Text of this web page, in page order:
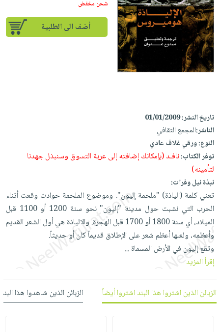
إختياراتنا
كتب
أكاديمية
صندوق
القراءة
iKitab
بلا
حدود
أسئلة
يتكرر
iKitab
على
Android
تحميل
iKitab
على
Apple
أسئلة
يتكرر
طرحها
تحميل
masmu3
على
masmu3
على
Apple
المواضيع
الأكثر
مبيعاً
إختياراتنا
وسائل
القراءة
جوائز
تعليمية
الصحة
والعناية
الشخصية
جديد
أجهزة
العناية
الشخصية
العناية
وتصفيف
الشعر
العناية
بالجسم
العناية
بالأسنان
الحمية
والتغذية
المطبخ
والسفرة
الكل
أواني
الطهي
أدوات
الخبز
أدوات
المائدة
الأوعية
والتخزين
أدوات
المطبخ
متجر
الهدايا
أقسام
الأكثر
مبيعاً
العودة
للمدارس
اكسسوارات
كتب
شحن
مجاني
بنود
اشتراكات
كلبحث
متقدم
شحن مخفض
أضف الى الطلبية
تاريخ النشر:01/01/2009
الناشر:المجمع الثقافي
النوع:ورقي غلاف عادي
توفر الكتاب:نافـد (بإمكانك إضافته إلى عربة التسوق وسنبذل جهدنا
لتأمينه)
نبذة نيل وفرات:
تعني كلمة (الياذة) "ملحمة إليون". وموضوع الملحمة حوادث وقعت أثناء
الحرب التي نشبت حول مدينة "إليون" نحو سنة 1200 أو 1100 قبل
الميلاد، أي سنة 1800 أو 1700 قبل الهجرة. والالياذة هي أول الشعر القديم
وأعظمه، ولعلها أعظم شعر على الإطلاق قديماً كان أو حديثاً.
وتقع إليون في الأرض المسماة...
إقرأ المزيد
الزبائن الذين اشتروا هذا البند اشتروا أيضاً الزبائن الذين شاهدوا هذا